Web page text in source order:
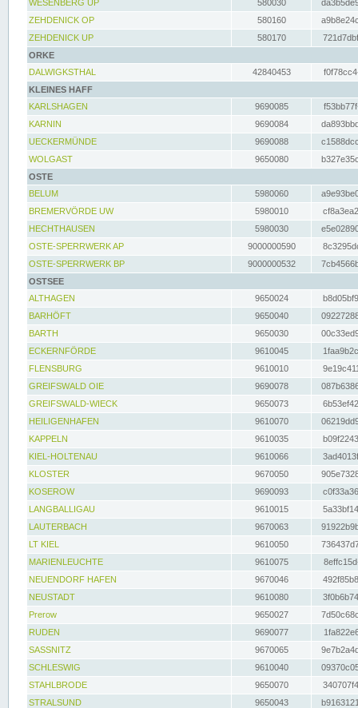
WESENBERG UP
580030
ZEHDENICK OP
580160
ZEHDENICK UP
580170
ORKE
DALWIGKSTHAL
42840453
KLEINES HAFF
KARLSHAGEN
9690085
KARNIN
9690084
UECKERMÜNDE
9690088
WOLGAST
9650080
OSTE
BELUM
5980060
BREMERVÖRDE UW
5980010
HECHTHAUSEN
5980030
OSTE-SPERRWERK AP
9000000590
OSTE-SPERRWERK BP
9000000532
OSTSEE
ALTHAGEN
9650024
BARHÖFT
9650040
BARTH
9650030
ECKERNFÖRDE
9610045
FLENSBURG
9610010
GREIFSWALD OIE
9690078
GREIFSWALD-WIECK
9650073
HEILIGENHAFEN
9610070
KAPPELN
9610035
KIEL-HOLTENAU
9610066
KLOSTER
9670050
KOSEROW
9690093
LANGBALLIGAU
9610015
LAUTERBACH
9670063
LT KIEL
9610050
MARIENLEUCHTE
9610075
NEUENDORF HAFEN
9670046
NEUSTADT
9610080
Prerow
9650027
RUDEN
9690077
SASSNITZ
9670065
SCHLESWIG
9610040
STAHLBRODE
9650070
STRALSUND
9650043